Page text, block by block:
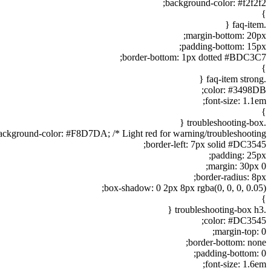
background-color: #f2f2f2;
}
.faq-item {
margin-bottom: 20px;
padding-bottom: 15px;
border-bottom: 1px dotted #BDC3C7;
}
.faq-item strong {
color: #3498DB;
font-size: 1.1em;
}
.troubleshooting-box {
color: #F8D7DA; /* Light red for warning/troubleshooting */
border-left: 7px solid #DC3545;
padding: 25px;
margin: 30px 0;
border-radius: 8px;
box-shadow: 0 2px 8px rgba(0, 0, 0, 0.05);
}
.troubleshooting-box h3 {
color: #DC3545;
margin-top: 0;
border-bottom: none;
padding-bottom: 0;
font-size: 1.6em;